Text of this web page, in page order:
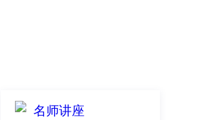
名师讲座